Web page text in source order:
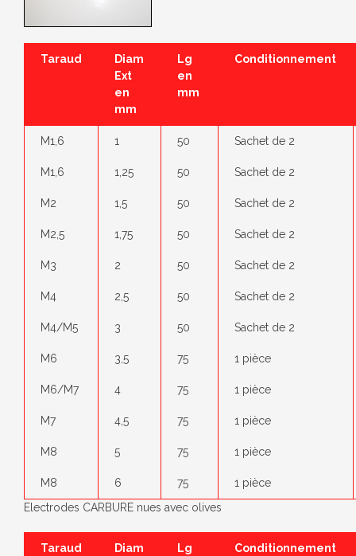
Taraud
Diam
Ext
en
mm
Lg
en
mm
Conditionnement
M1,6 1 50 Sachet de 2
M1,6 1,25 50 Sachet de 2
M2 1,5 50 Sachet de 2
M2,5 1,75 50 Sachet de 2
M3 2 50 Sachet de 2
M4 2,5 50 Sachet de 2
M4/M5 3 50 Sachet de 2
M6 3,5 75 1 pièce
M6/M7 4 75 1 pièce
M7 4,5 75 1 pièce
M8 5 75 1 pièce
M8 6 75
1 pièce
Electrodes CARBURE nues avec olives
Taraud
Diam
Lg
Conditionnement